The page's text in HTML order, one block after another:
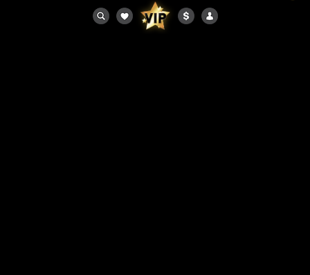
SOY UN MOTEL
Registrar mi Motel
SITIO SEGURO
Términos y Condiciones